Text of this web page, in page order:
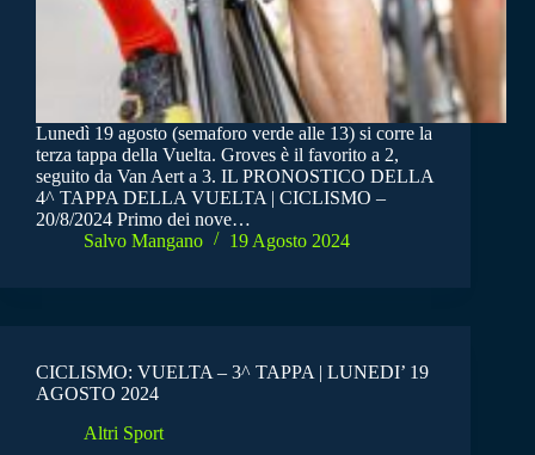
Lunedì 19 agosto (semaforo verde alle 13) si corre la
terza tappa della Vuelta. Groves è il favorito a 2,
seguito da Van Aert a 3. IL PRONOSTICO DELLA
4^ TAPPA DELLA VUELTA | CICLISMO –
20/8/2024 Primo dei nove…
Salvo Mangano
19 Agosto 2024
CICLISMO: VUELTA – 3^ TAPPA | LUNEDI’ 19
AGOSTO 2024
Altri Sport